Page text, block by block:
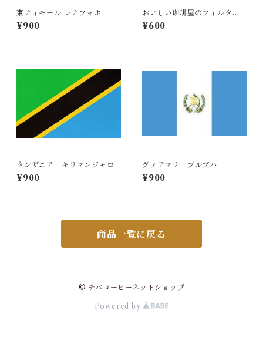
東ティモール レテフォホ
¥900
おいしい珈琲屋のフィルター1
03 ５～７人用
¥600
タンザニア キリマンジャロ
¥900
グァテマラ ブルブハ
¥900
商品一覧に戻る
© チバコーヒーネットショップ
Powered by